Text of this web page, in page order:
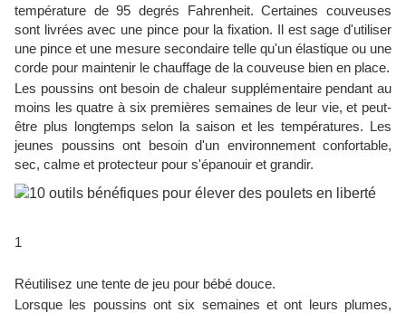
température de 95 degrés Fahrenheit. Certaines couveuses
sont livrées avec une pince pour la fixation. Il est sage d'utiliser
une pince et une mesure secondaire telle qu'un élastique ou une
corde pour maintenir le chauffage de la couveuse bien en place.
Les poussins ont besoin de chaleur supplémentaire pendant au
moins les quatre à six premières semaines de leur vie, et peut-
être plus longtemps selon la saison et les températures. Les
jeunes poussins ont besoin d'un environnement confortable,
sec, calme et protecteur pour s'épanouir et grandir.
1
Réutilisez une tente de jeu pour bébé douce.
Lorsque les poussins ont six semaines et ont leurs plumes,